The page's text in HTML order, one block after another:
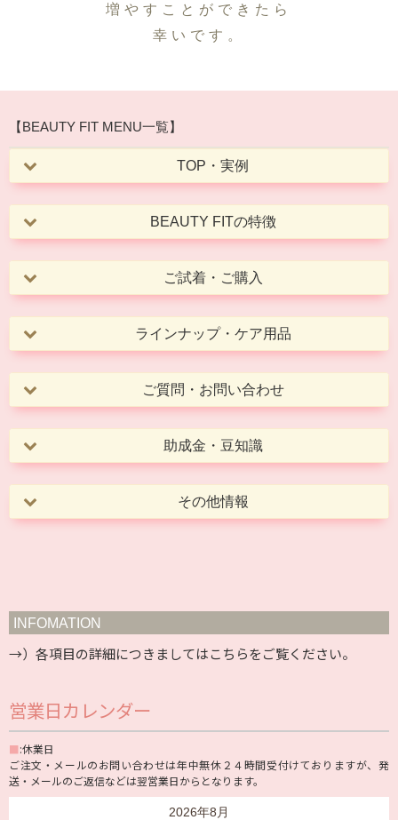
増やすことができたら
幸いです。
【BEAUTY FIT MENU一覧】
TOP・実例
BEAUTY FITの特徴
ご試着・ご購入
ラインナップ・ケア用品
ご質問・お問い合わせ
助成金・豆知識
その他情報
INFOMATION
→）各項目の詳細につきましてはこちらをご覧ください。
営業日カレンダー
■:休業日
ご注文・メールのお問い合わせは年中無休２４時間受付けておりますが、発
送・メールのご返信などは翌営業日からとなります。
2026年8月